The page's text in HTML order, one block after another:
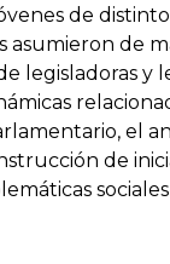
de
asumieron de
legisladoras y
el
de